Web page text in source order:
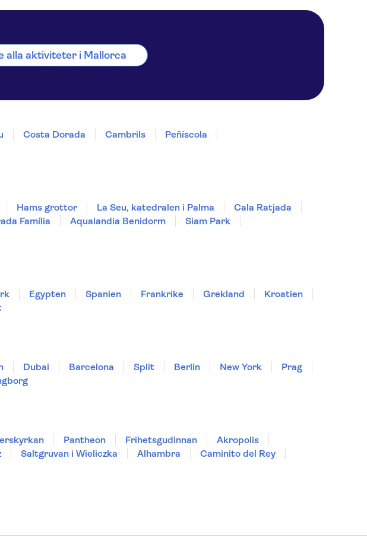
alla aktiviteter i Mallorca
Costa Dorada Cambrils
Peñíscola
Hams grottor La Seu, katedralen i Palma
Cala Ratjada
Família Aqualandia Benidorm
Siam Park
Egypten Spanien Frankrike Grekland
Kroatien
Dubai Barcelona Split Berlin New York
Prag
Pantheon Frihetsgudinnan
Akropolis
Saltgruvan i Wieliczka Alhambra
Caminito del Rey